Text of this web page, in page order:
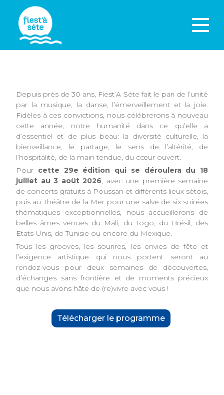
Depuis près de 30 ans, Fiest’A Sète fait le pari de l’unité
par la musique, la danse, l’émerveillement et la joie.
Fidèles à ces convictions, nous célébrerons à nouveau
cette année, notre humanité dans ce qu’elle a
d’essentiel et de plus beau: la diversité culturelle, la
bienveillance, le partage, le sens de l’altérité, de
l’hospitalité, de la main tendue, du cœur ouvert.
Pour cette 29e édition qui se déroulera du 18
juillet au 3 août 2026, avec une première semaine
de concerts gratuits à Poussan et différents lieux sétois,
puis au Théâtre de la Mer pour une salve de six soirées
thématiques exceptionnelles, nous accueillerons de
belles âmes venues du Mali, du Togo, du Brésil, des
Etats-Unis, de Tunisie ou encore du Mexique.
Tous les grooves, les sourires, les envies de fête et
l’exigence artistique qui nous portent seront au
rendez-vous pour deux semaines de découvertes,
d’échanges sans frontière et de moments précieux
que nous avons hâte de (re)vivre avec vous !
Télécharger le programme